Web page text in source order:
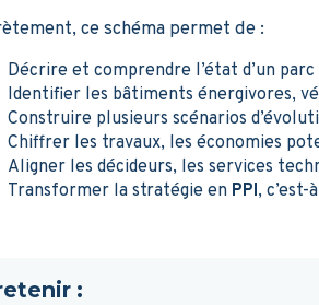
ce schéma permet de :
Décrire et comprendre l’état d’un
Identifier les bâtiments énergivores,
Construire plusieurs scénarios
Chiffrer les travaux, les économies
Aligner les décideurs, les services
Transformer la stratégie en PPI, c’est-
: